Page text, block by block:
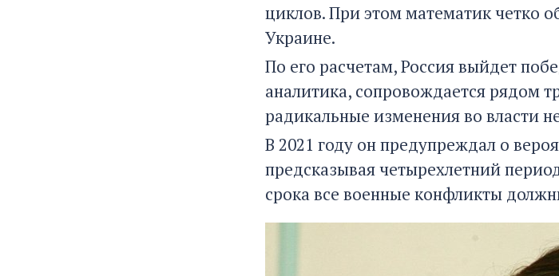
циклов. При этом математик четко
Украине.
По его расчетам, Россия выйдет
аналитика, сопровождается рядом
радикальные изменения во власти
В 2021 году он предупреждал о
предсказывая четырехлетний
срока все военные конфликты